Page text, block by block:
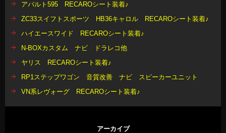
アバルト595 RECAROシート装着♪
ZC33スイフトスポーツ HB36キャロル RECAROシート装着♪
ハイエースワイド RECAROシート装着♪
N-BOXカスタム ナビ ドラレコ他
ヤリス RECAROシート装着♪
RP1ステップワゴン 音質改善 ナビ スピーカーユニット
VN系レヴォーグ RECAROシート装着♪
アーカイブ